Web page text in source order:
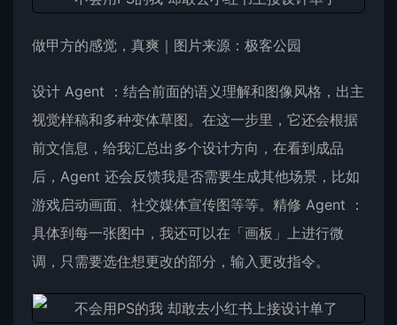
做甲方的感觉，真爽｜图片来源：极客公园
设计 Agent ：结合前面的语义理解和图像风格，出主
视觉样稿和多种变体草图。在这一步里，它还会根据
前文信息，给我汇总出多个设计方向，在看到成品
后，Agent 还会反馈我是否需要生成其他场景，比如
游戏启动画面、社交媒体宣传图等等。精修 Agent ：
具体到每一张图中，我还可以在「画板」上进行微
调，只需要选住想更改的部分，输入更改指令。